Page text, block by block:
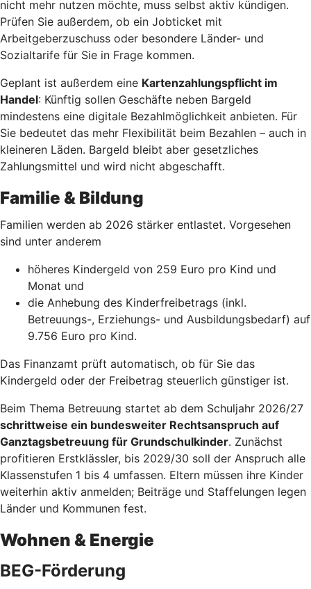
nicht mehr nutzen möchte, muss selbst aktiv kündigen.
Prüfen Sie außerdem, ob ein Jobticket mit
Arbeitgeberzuschuss oder besondere Länder- und
Sozialtarife für Sie in Frage kommen.
Geplant ist außerdem eine Kartenzahlungspflicht im
Handel: Künftig sollen Geschäfte neben Bargeld
mindestens eine digitale Bezahlmöglichkeit anbieten. Für
Sie bedeutet das mehr Flexibilität beim Bezahlen – auch in
kleineren Läden. Bargeld bleibt aber gesetzliches
Zahlungsmittel und wird nicht abgeschafft.
Familie & Bildung
Familien werden ab 2026 stärker entlastet. Vorgesehen
sind unter anderem
höheres Kindergeld von 259 Euro pro Kind und
Monat und
die Anhebung des Kinderfreibetrags (inkl.
Betreuungs-, Erziehungs- und Ausbildungsbedarf) auf
9.756 Euro pro Kind.
Das Finanzamt prüft automatisch, ob für Sie das
Kindergeld oder der Freibetrag steuerlich günstiger ist.
Beim Thema Betreuung startet ab dem Schuljahr 2026/27
schrittweise ein bundesweiter Rechtsanspruch auf
Ganztagsbetreuung für Grundschulkinder. Zunächst
profitieren Erstklässler, bis 2029/30 soll der Anspruch alle
Klassenstufen 1 bis 4 umfassen. Eltern müssen ihre Kinder
weiterhin aktiv anmelden; Beiträge und Staffelungen legen
Länder und Kommunen fest.
Wohnen & Energie
BEG-Förderung